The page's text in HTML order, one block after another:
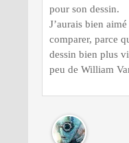
pour son dessin.
J’aurais bien
comparer, parce
dessin bien plus
peu de William